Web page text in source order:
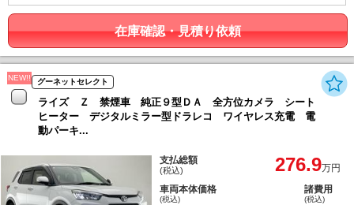
在庫確認・見積り依頼
NEW!! グーネットセレクト
ライズ Ｚ 禁煙車 純正９型ＤＡ 全方位カメラ シート
ヒーター デジタルミラー型ドラレコ ワイヤレス充電 電
動パーキ...
支払総額
(税込) 276.9万円
車両本体価格
(税込)
諸費用
(税込)